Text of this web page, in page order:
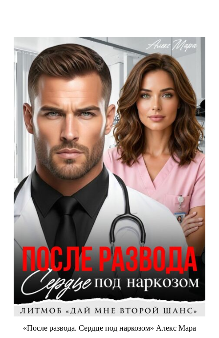
«После развода. Сердце под наркозом» Алекс Мара